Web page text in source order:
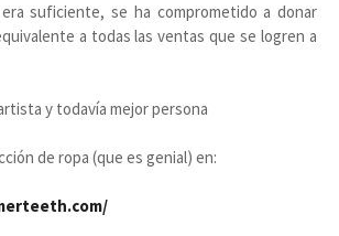
suficiente, se ha comprometido a donar
a todas las ventas que se logren a
y todavía mejor persona
de ropa (que es genial) en: